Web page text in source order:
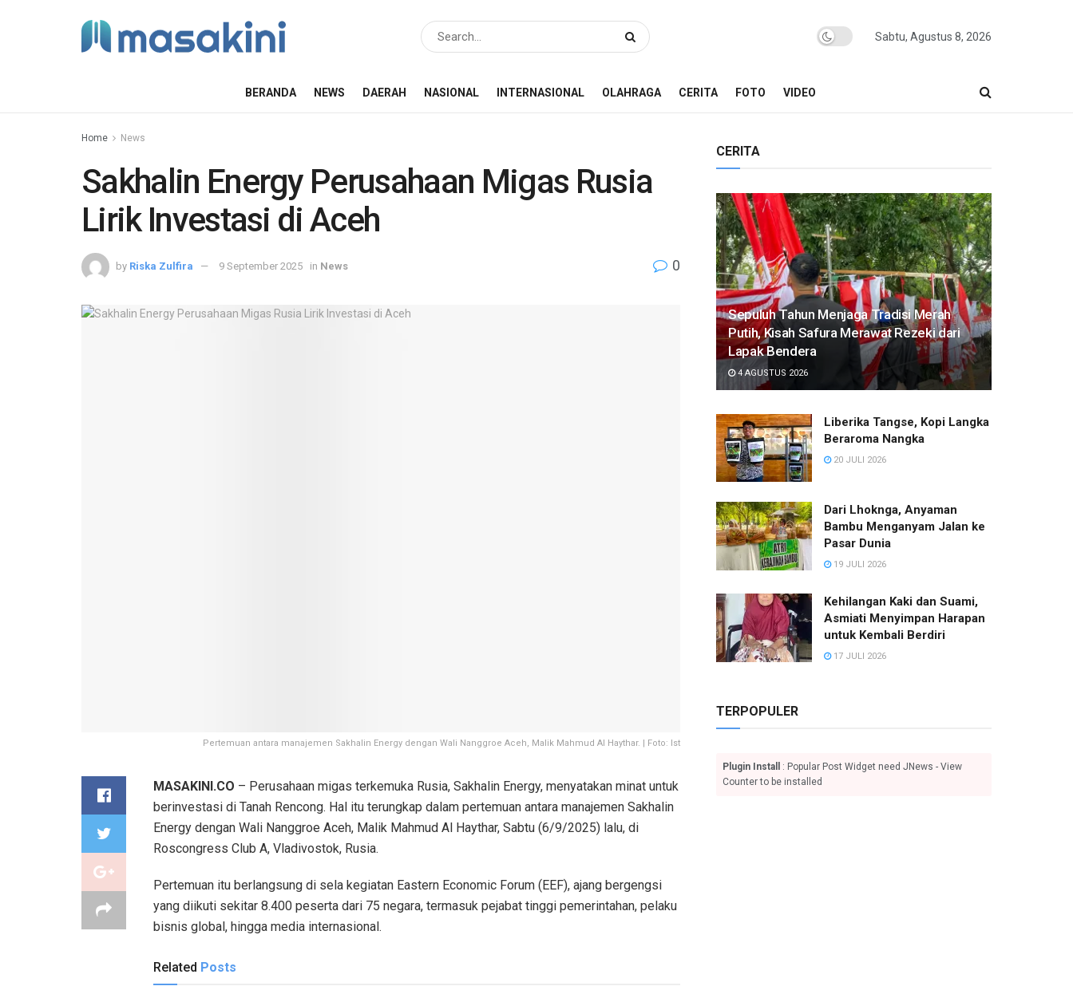
Sabtu, Agustus 8, 2026
BERANDA NEWS DAERAH NASIONAL INTERNASIONAL OLAHRAGA CERITA FOTO VIDEO
Home News
Sakhalin Energy Perusahaan Migas Rusia
Lirik Investasi di Aceh
by Riska Zulfira 9 September 2025 in News 0
Pertemuan antara manajemen Sakhalin Energy dengan Wali Nanggroe Aceh, Malik Mahmud Al Haythar. | Foto: Ist
MASAKINI.CO – Perusahaan migas terkemuka Rusia, Sakhalin Energy, menyatakan minat untuk
berinvestasi di Tanah Rencong. Hal itu terungkap dalam pertemuan antara manajemen Sakhalin
Energy dengan Wali Nanggroe Aceh, Malik Mahmud Al Haythar, Sabtu (6/9/2025) lalu, di
Roscongress Club A, Vladivostok, Rusia.
Pertemuan itu berlangsung di sela kegiatan Eastern Economic Forum (EEF), ajang bergengsi
yang diikuti sekitar 8.400 peserta dari 75 negara, termasuk pejabat tinggi pemerintahan, pelaku
bisnis global, hingga media internasional.
Related Posts
CERITA
Sepuluh Tahun Menjaga Tradisi Merah
Putih, Kisah Safura Merawat Rezeki dari
Lapak Bendera
4 AGUSTUS 2026
Liberika Tangse, Kopi Langka
Beraroma Nangka
20 JULI 2026
Dari Lhoknga, Anyaman
Bambu Menganyam Jalan ke
Pasar Dunia
19 JULI 2026
Kehilangan Kaki dan Suami,
Asmiati Menyimpan Harapan
untuk Kembali Berdiri
17 JULI 2026
TERPOPULER
Plugin Install
: Popular Post Widget need JNews - View
Counter to be installed